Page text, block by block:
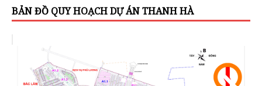
BẢN ĐỒ QUY HOẠCH DỰ ÁN THANH HÀ